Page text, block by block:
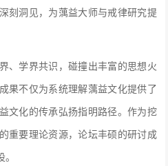
刻洞见，为蕅益大师与戒律研究提
、学界共识，碰撞出丰富的思想火
果不仅为系统理解蕅益文化提供了
文化的传承弘扬指明路径。作为挖
重要理论资源，论坛丰硕的研讨成